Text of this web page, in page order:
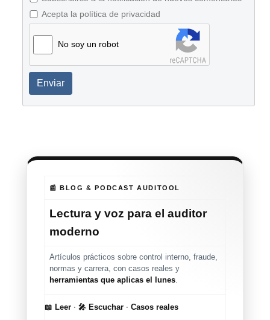
Acepta la política de privacidad
No soy un robot
Enviar
📰 BLOG & PODCAST AUDITOOL
Lectura y voz para el auditor
moderno
Artículos prácticos sobre control interno, fraude,
normas y carrera, con casos reales y
herramientas que aplicas el lunes.
📖 Leer · 🎤 Escuchar · Casos reales